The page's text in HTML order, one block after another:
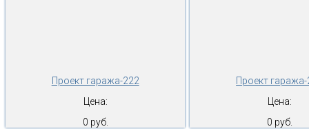
Проект гаража-222
Цена:
0 руб.
Проект
Цена:
0 руб.